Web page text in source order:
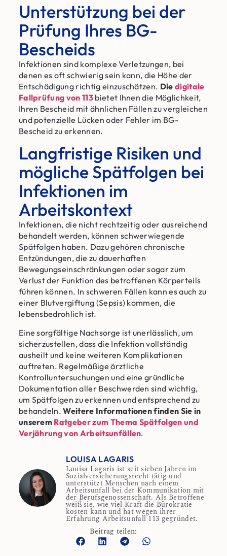
Unterstützung bei der
Prüfung Ihres BG-
Bescheids
Infektionen sind komplexe Verletzungen, bei
denen es oft schwierig sein kann, die Höhe der
Entschädigung richtig einzuschätzen. Die digitale
Fallprüfung von 113bietet Ihnen die Möglichkeit,
Ihren Bescheid mit ähnlichen Fällen zu vergleichen
und potenzielle Lücken oder Fehler im BG-
Bescheid zu erkennen.
Langfristige Risiken und
mögliche Spätfolgen bei
Infektionen im
Arbeitskontext
Infektionen, die nicht rechtzeitig oder ausreichend
behandelt werden, können schwerwiegende
Spätfolgen haben. Dazu gehören chronische
Entzündungen, die zu dauerhaften
Bewegungseinschränkungen oder sogar zum
Verlust der Funktion des betroffenen Körperteils
führen können. In schweren Fällen kann es auch zu
einer Blutvergiftung (Sepsis) kommen, die
lebensbedrohlich ist.
Eine sorgfältige Nachsorge ist unerlässlich, um
sicherzustellen, dass die Infektion vollständig
ausheilt und keine weiteren Komplikationen
auftreten. Regelmäßige ärztliche
Kontrolluntersuchungen und eine gründliche
Dokumentation aller Beschwerden sind wichtig,
um Spätfolgen zu erkennen und entsprechend zu
behandeln.Weitere Informationen finden Sie in
unserem Ratgeber zum Thema Spätfolgen und
Verjährung von Arbeitsunfällen.
LOUISA LAGARIS
Louisa Lagaris ist seit sieben Jahren im
Sozialversicherungsrecht tätig und
unterstützt Menschen nach einem
Arbeitsunfall bei der Kommunikation mit
der Berufsgenossenschaft. Als Betroffene
weiß sie, wie viel Kraft die Bürokratie
kosten kann und hat wegen ihrer
Erfahrung Arbeitsunfall 113 gegründet.
Beitrag teilen: